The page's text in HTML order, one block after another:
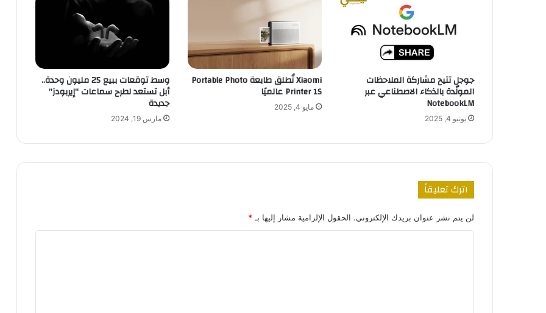
جوجل تتيح مشاركة الملاحظات
المولّدة بالذكاء الاصطناعي عبر
NotebookLM
يونيو 4, 2025
Xiaomi تُطلق طابعة Portable Photo
Printer 1S عالميًا
مايو 4, 2025
وسط توقعات ببيع 25 مليون وحدة..
أبل تستعد لطرح سماعات “إيربودز”
جديدة
مارس 19, 2024
اترك تعليقاً
لن يتم نشر عنوان بريدك الإلكتروني. الحقول الإلزامية مشار إليها بـ *